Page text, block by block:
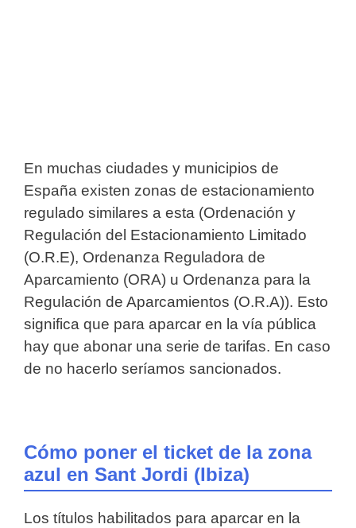
En muchas ciudades y municipios de
España existen zonas de estacionamiento
regulado similares a esta (Ordenación y
Regulación del Estacionamiento Limitado
(O.R.E), Ordenanza Reguladora de
Aparcamiento (ORA) u Ordenanza para la
Regulación de Aparcamientos (O.R.A)). Esto
significa que para aparcar en la vía pública
hay que abonar una serie de tarifas. En caso
de no hacerlo seríamos sancionados.
Cómo poner el ticket de la zona
azul en Sant Jordi (Ibiza)
Los títulos habilitados para aparcar en la